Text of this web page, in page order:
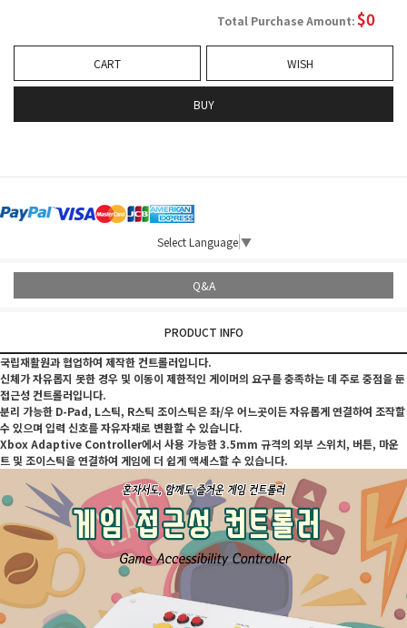
Total Purchase Amount:$0
CART WISH
BUY
Select Language ▼
Q&A
PRODUCT INFO
국립재활원과 협업하여 제작한 컨트롤러입니다.
신체가 자유롭지 못한 경우 및 이동이 제한적인 게이머의 요구를 충족하는 데 주로 중점을 둔
접근성 컨트롤러입니다.
분리 가능한 D-Pad, L스틱, R스틱 조이스틱은 좌/우 어느곳이든 자유롭게 연결하여 조작할
수 있으며 입력 신호를 자유자재로 변환할 수 있습니다.
Xbox Adaptive Controller에서 사용 가능한 3.5mm 규격의 외부 스위치, 버튼, 마운
트 및 조이스틱을 연결하여 게임에 더 쉽게 액세스할 수 있습니다.